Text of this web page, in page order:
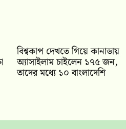
বিশ্বকাপ দেখতে গিয়ে কানাডায়
অ্যাসাইলাম চাইলেন ১৭৫ জন,
তাদের মধ্যে ১০ বাংলাদেশি